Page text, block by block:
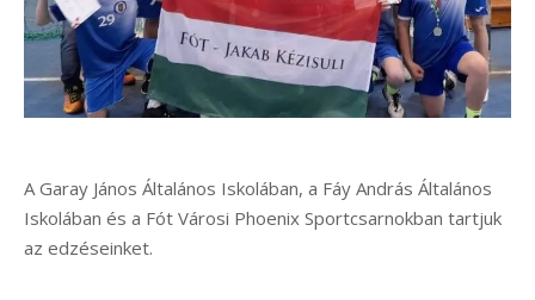
A Garay János Általános Iskolában, a Fáy András Általános
Iskolában és a Fót Városi Phoenix Sportcsarnokban tartjuk
az edzéseinket.